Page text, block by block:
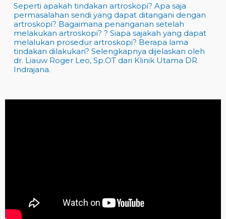
Seperti apakah tindakan artroskopi? Apa saja
permasalahan sendi yang dapat ditangani dengan
artroskopi? Bagaimana penanganan setelah
melakukan artroskopi? ? Siapa sajakah yang dapat
melalukan prosedur artroskopi? Berapa lama
tindakan dilakukan? Selengkapnya dijelaskan oleh
dr. Liauw Roger Leo, Sp.OT dari Klinik Utama DR.
Indrajana.